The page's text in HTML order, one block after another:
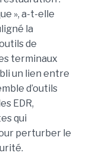
», a-t-elle
la
de
terminaux
un lien entre
d’outils
EDR,
qui
perturber le